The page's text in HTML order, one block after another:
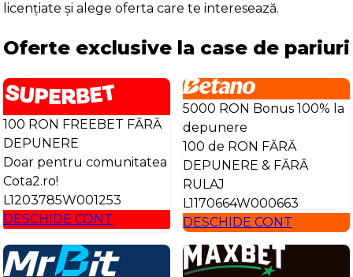
licențiate și alege oferta care te interesează.
Oferte exclusive la case de pariuri
100 RON FREEBET FĂRĂ
DEPUNERE
Doar pentru comunitatea
Cota2.ro!
L1203785W001253
DESCHIDE CONT
5000 RON Bonus 100% la
depunere
100 de RON FĂRĂ
DEPUNERE & FĂRĂ
RULAJ
L1170664W000663
DESCHIDE CONT